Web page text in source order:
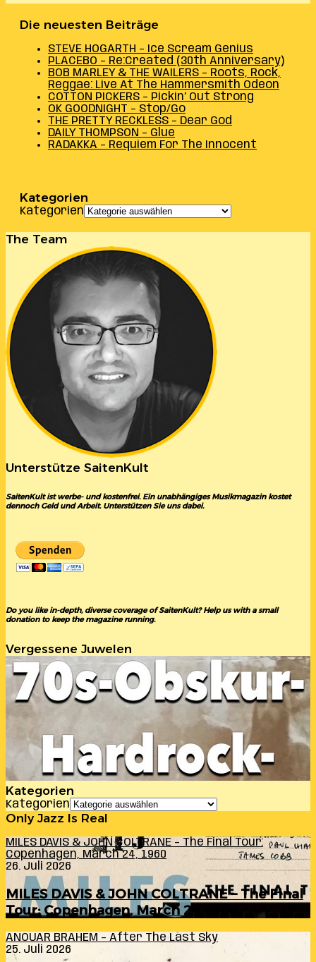
Die neuesten Beiträge
STEVE HOGARTH – Ice Scream Genius
PLACEBO – Re:Created (30th Anniversary)
BOB MARLEY & THE WAILERS – Roots, Rock,
Reggae: Live At The Hammersmith Odeon
COTTON PICKERS – Pickin’ Out Strong
OK GOODNIGHT – Stop/Go
THE PRETTY RECKLESS – Dear God
DAILY THOMPSON – Glue
RADAKKA – Requiem For The Innocent
Kategorien
Kategorien
The Team
Unterstütze SaitenKult
SaitenKult ist werbe- und kostenfrei. Ein unabhängiges Musikmagazin kostet
dennoch Geld und Arbeit. Unterstützen Sie uns dabei.
Do you like in-depth, diverse coverage of SaitenKult? Help us with a small
donation to keep the magazine running.
Vergessene Juwelen
Kategorien
Kategorien
Only Jazz Is Real
MILES DAVIS & JOHN COLTRANE – The Final Tour:
Copenhagen, March 24, 1960
26. Juli 2026
MILES DAVIS & JOHN COLTRANE – The Final
Tour: Copenhagen, March 24, 1960
ANOUAR BRAHEM – After The Last Sky
25. Juli 2026